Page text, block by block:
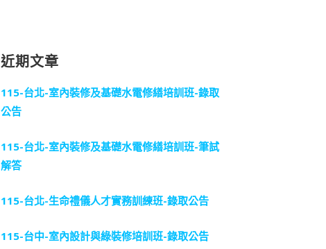
近期文章
115-台北-室內裝修及基礎水電修繕培訓班-錄取
公告
115-台北-室內裝修及基礎水電修繕培訓班-筆試
解答
115-台北-生命禮儀人才實務訓練班-錄取公告
115-台中-室內設計與綠裝修培訓班-錄取公告